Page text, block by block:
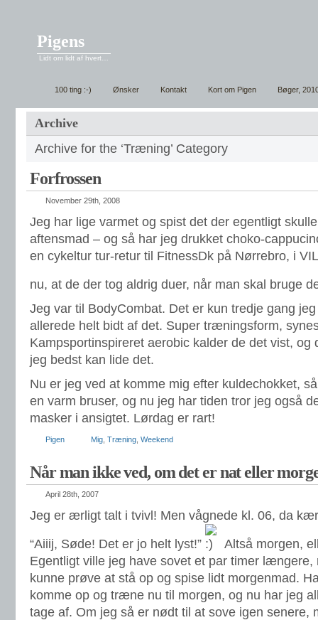
Pigens
Lidt om lidt af hvert…
100 ting :-) Ønsker Kontakt Kort om Pigen Bøger,
Archive
Archive for the ‘Træning’ Category
Forfrossen
November 29th, 2008
Jeg har lige varmet og spist det der egentligt
aftensmad – og så har jeg drukket choko-
en cykeltur tur-retur til FitnessDk på Nørrebro, i
nu, at de der tog aldrig duer, når man skal bruge
Jeg var til BodyCombat. Det er kun tredje gang
allerede helt bidt af det. Super træningsform,
Kampsportinspireret aerobic kalder de det vist, og
jeg bedst kan lide det.
Nu er jeg ved at komme mig efter kuldechokket,
en varm bruser, og nu jeg har tiden tror jeg også
masker i ansigtet. Lørdag er rart!
Pigen Mig Træning Weekend
Når man ikke ved, om det er nat eller
April 28th, 2007
Jeg er ærligt talt i tvivl! Men vågnede kl. 06, da
“Aiiij, Søde! Det er jo helt lyst!”
Altså morgen,
Egentligt ville jeg have sovet et par timer
kunne prøve at stå op og spise lidt morgenmad.
komme op og træne nu til morgen, og nu har jeg
tage af. Om jeg så er nødt til at sove igen senere,